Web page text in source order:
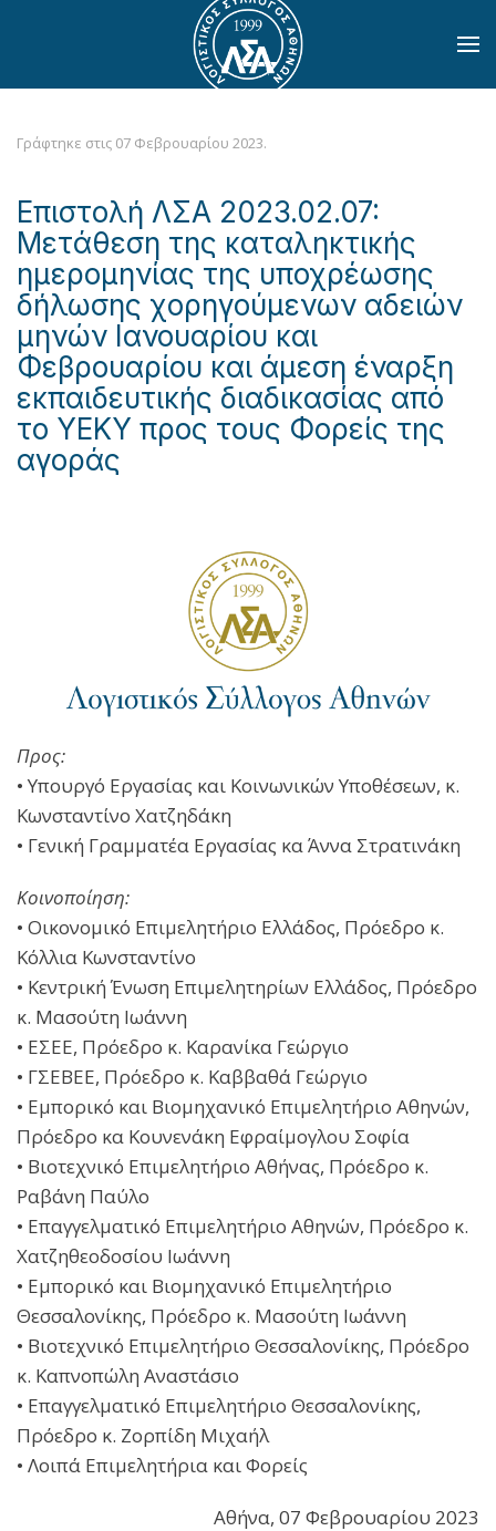
Skip to main content
Γράφτηκε στις 07 Φεβρουαρίου 2023.
Επιστολή ΛΣΑ 2023.02.07:
Μετάθεση της καταληκτικής
ημερομηνίας της υποχρέωσης
δήλωσης χορηγούμενων αδειών
μηνών Ιανουαρίου και
Φεβρουαρίου και άμεση έναρξη
εκπαιδευτικής διαδικασίας από
το ΥΕΚΥ προς τους Φορείς της
αγοράς
Προς:
• Υπουργό Εργασίας και Κοινωνικών Υποθέσεων, κ.
Κωνσταντίνο Χατζηδάκη
• Γενική Γραμματέα Εργασίας κα Άννα Στρατινάκη
Κοινοποίηση:
• Οικονομικό Επιμελητήριο Ελλάδος, Πρόεδρο κ.
Κόλλια Κωνσταντίνο
• Κεντρική Ένωση Επιμελητηρίων Ελλάδος, Πρόεδρο
κ. Μασούτη Ιωάννη
• ΕΣΕΕ, Πρόεδρο κ. Καρανίκα Γεώργιο
• ΓΣΕΒΕΕ, Πρόεδρο κ. Καββαθά Γεώργιο
• Εμπορικό και Βιομηχανικό Επιμελητήριο Αθηνών,
Πρόεδρο κα Κουνενάκη Εφραίμογλου Σοφία
• Βιοτεχνικό Επιμελητήριο Αθήνας, Πρόεδρο κ.
Ραβάνη Παύλο
• Επαγγελματικό Επιμελητήριο Αθηνών, Πρόεδρο κ.
Χατζηθεοδοσίου Ιωάννη
• Εμπορικό και Βιομηχανικό Επιμελητήριο
Θεσσαλονίκης, Πρόεδρο κ. Μασούτη Ιωάννη
• Βιοτεχνικό Επιμελητήριο Θεσσαλονίκης, Πρόεδρο
κ. Καπνοπώλη Αναστάσιο
• Επαγγελματικό Επιμελητήριο Θεσσαλονίκης,
Πρόεδρο κ. Ζορπίδη Μιχαήλ
• Λοιπά Επιμελητήρια και Φορείς
Αθήνα, 07 Φεβρουαρίου 2023